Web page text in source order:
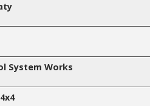
System Works